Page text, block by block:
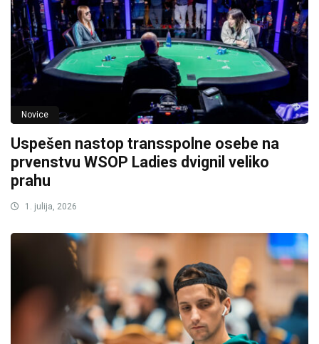
Novice
Uspešen nastop transspolne osebe na
prvenstvu WSOP Ladies dvignil veliko
prahu
1. julija, 2026